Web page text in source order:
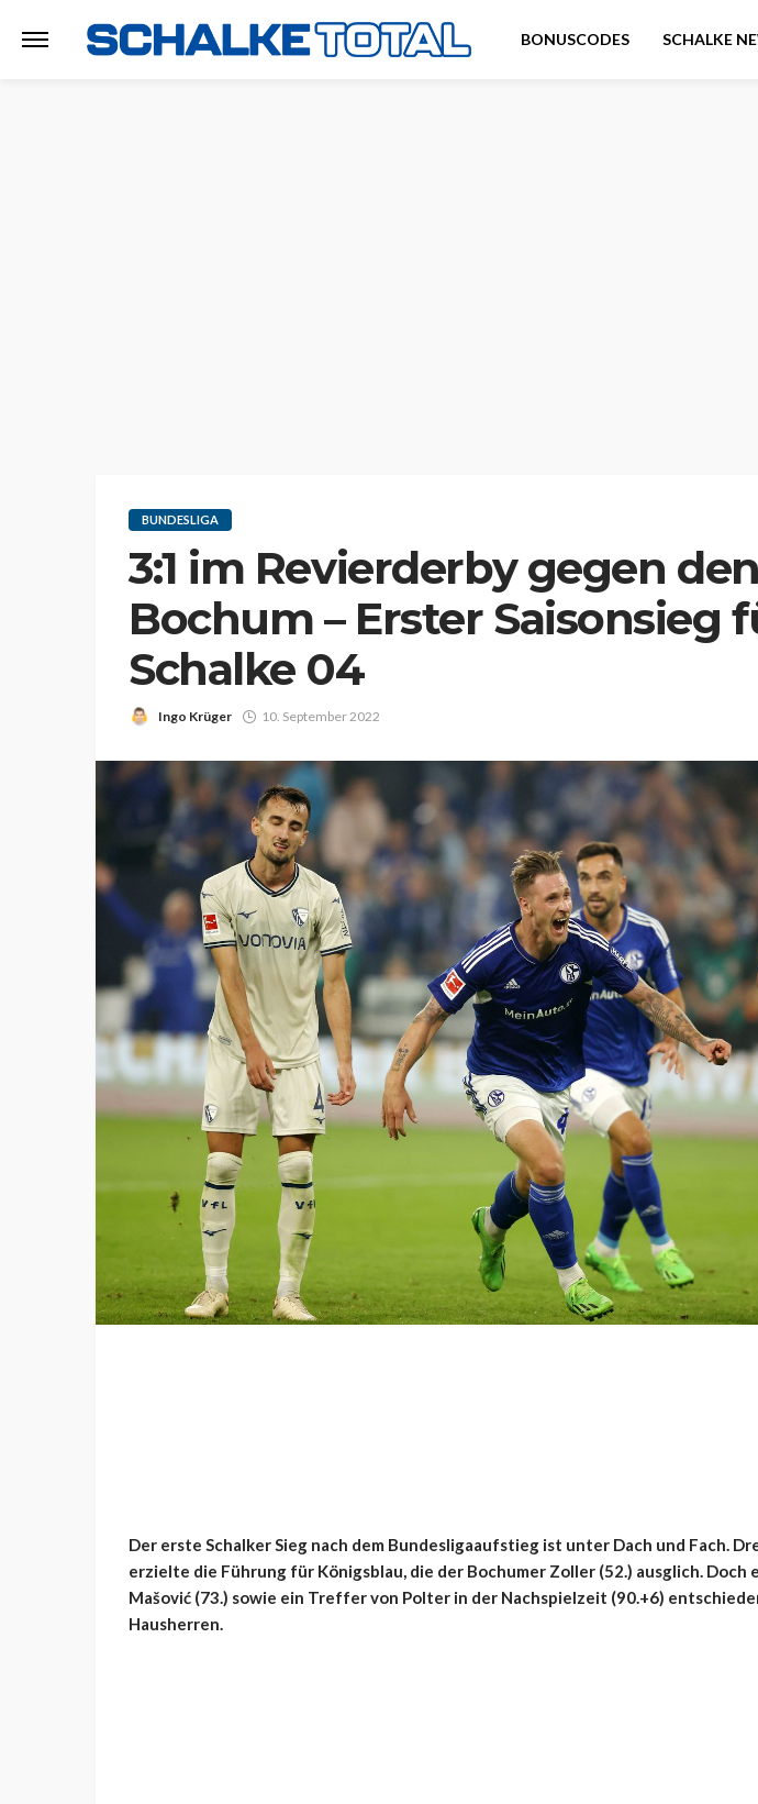
BONUSCODES SCHALKE
BUNDESLIGA
3:1 im Revierderby gegen
Bochum – Erster Saisonsieg
Schalke 04
Ingo Krüger 10. September 2022
Der erste Schalker Sieg nach dem Bundesligaaufstieg ist unter Dach und Fach.
erzielte die Führung für Königsblau, die der Bochumer Zoller (52.) ausglich. Doch
Mašović (73.) sowie ein Treffer von Polter in der Nachspielzeit (90.+6)
Hausherren.